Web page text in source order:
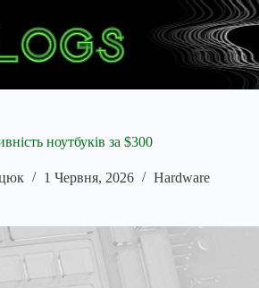
ноутбуків за $300
1 Червня, 2026 Hardware